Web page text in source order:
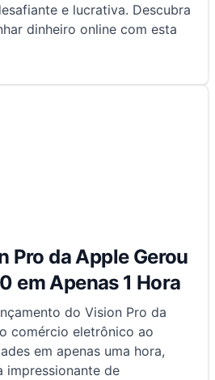
e lucrativa. Descubra
dinheiro online com esta
Pro da Apple Gerou
em Apenas 1 Hora
do Vision Pro da
comércio eletrônico ao
em apenas uma hora,
impressionante de